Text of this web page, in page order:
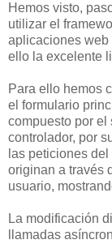
Hemos visto,
utilizar el
aplicaciones web
ello la excelente
Para ello hemos
el formulario
compuesto por el
controlador, por
las peticiones
originan a través
usuario,
La modificación
llamadas